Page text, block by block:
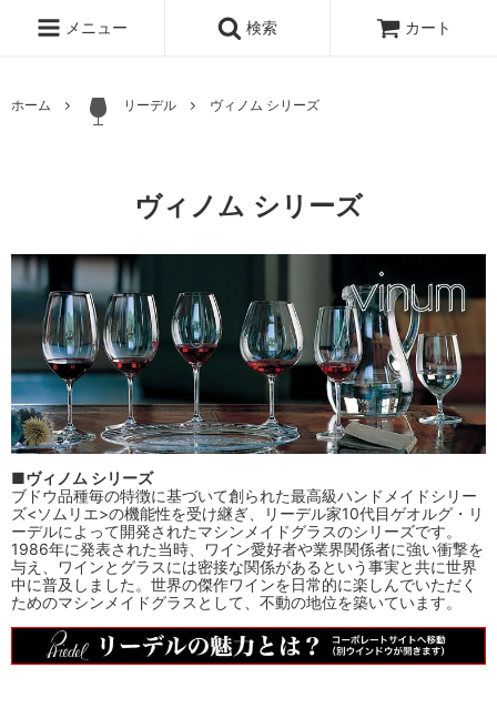
メニュー 検索 カート
ホーム リーデル ヴィノム シリーズ
ヴィノム シリーズ
■ヴィノム シリーズ
ブドウ品種毎の特徴に基づいて創られた最高級ハンドメイドシリー
ズ<ソムリエ>の機能性を受け継ぎ、リーデル家10代目ゲオルグ・リ
ーデルによって開発されたマシンメイドグラスのシリーズです。
1986年に発表された当時、ワイン愛好者や業界関係者に強い衝撃を
与え、ワインとグラスには密接な関係があるという事実と共に世界
中に普及しました。世界の傑作ワインを日常的に楽しんでいただく
ためのマシンメイドグラスとして、不動の地位を築いています。